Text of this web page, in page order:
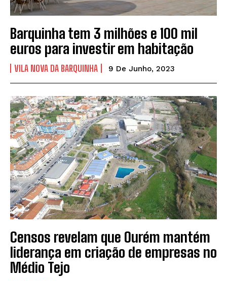
Barquinha tem 3 milhões e 100 mil
euros para investir em habitação
VILA NOVA DA BARQUINHA 9 De Junho, 2023
Censos revelam que Ourém mantém
liderança em criação de empresas no
Médio Tejo